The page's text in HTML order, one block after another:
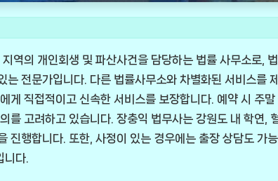
역의 개인회생 및 파산사건을 담당하는 법률 사무소로,
는 전문가입니다. 다른 법률사무소와 차별화된 서비스를
게 직접적이고 신속한 서비스를 보장합니다. 예약 시 주말
를 고려하고 있습니다. 장충익 법무사는 강원도 내 학연,
진행합니다. 또한, 사정이 있는 경우에는 출장 상담도 가
니다.